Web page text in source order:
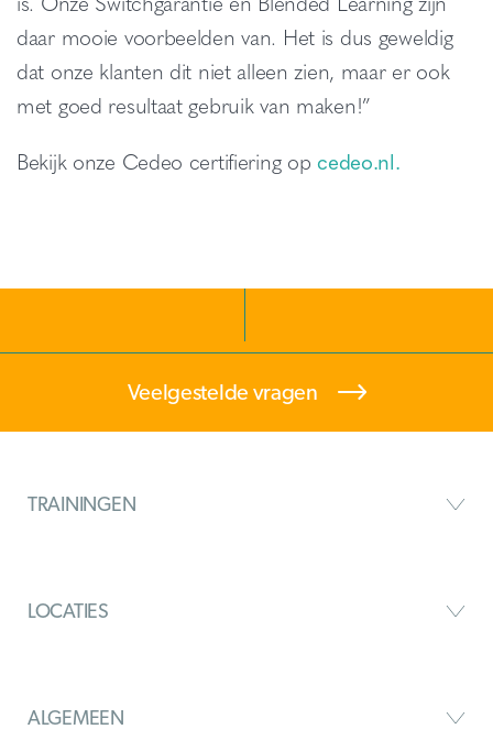
daar mooie voorbeelden van. Het is dus geweldig
dat onze klanten dit niet alleen zien, maar er ook
met goed resultaat gebruik van maken!”
Bekijk onze Cedeo certifiering opcedeo.nl.
Veelgestelde vragen
TRAININGEN
LOCATIES
ALGEMEEN